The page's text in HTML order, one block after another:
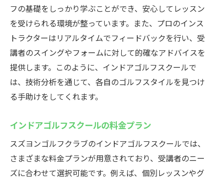
フの基礎をしっかり学ぶことができ、安心してレッスン
を受けられる環境が整っています。また、プロのインス
トラクターはリアルタイムでフィードバックを行い、受
講者のスイングやフォームに対して的確なアドバイスを
提供します。このように、インドアゴルフスクールで
は、技術分析を通じて、各自のゴルフスタイルを見つけ
る手助けをしてくれます。
インドアゴルフスクールの料金プラン
スズヨンゴルフクラブのインドアゴルフスクールでは、
さまざまな料金プランが用意されており、受講者のニー
ズに合わせて選択可能です。例えば、個別レッスンやグ